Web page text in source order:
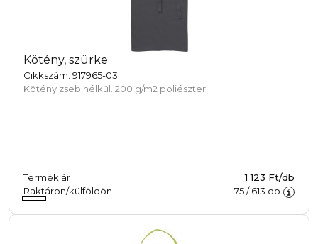
Kötény, szürke
Cikkszám: 917965-03
Kötény zseb nélkül. 200 g/m2 poliészter.
Termék ár
1 123 Ft/db
Raktáron/külföldön
75/613 db